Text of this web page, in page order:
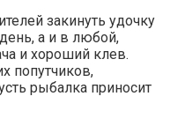
закинуть удочку
а и в любой,
и хороший клев.
попутчиков,
рыбалка приносит